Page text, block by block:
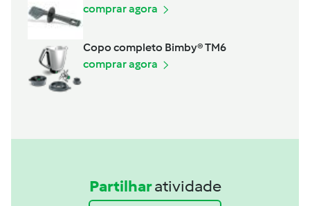
comprar agora
Copo completo Bimby® TM6
comprar agora
Partilharatividade